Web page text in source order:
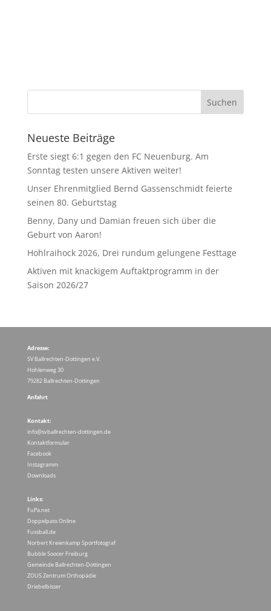
Neueste Beiträge
Erste siegt 6:1 gegen den FC Neuenburg. Am
Sonntag testen unsere Aktiven weiter!
Unser Ehrenmitglied Bernd Gassenschmidt feierte
seinen 80. Geburtstag
Benny, Dany und Damian freuen sich über die
Geburt von Aaron!
Hohlraihock 2026, Drei rundum gelungene Festtage
Aktiven mit knackigem Auftaktprogramm in der
Saison 2026/27
Adresse:
SV Ballrechten-Dottingen e.V.
Hohlenweg 30
79282 Ballrechten-Dottingen
Anfahrt
Kontakt:
info@svballrechten-dottingen.de
Kontaktformular
Facebook
Instagramm
Downloads
Links:
FuPa.net
Doppelpass Online
Fussball.de
Norbert Kreienkamp Sportfotograf
Bubble Soocer Freiburg
Gemeinde Ballrechten-Dottingen
ZOUS Zentrum Orthopädie
Driebelbisser